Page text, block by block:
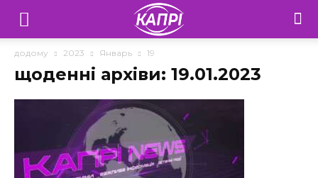
Телебачення
«Капрі»
Донеччини
додому 2023 Январь 19
щоденні архіви: 19.01.2023